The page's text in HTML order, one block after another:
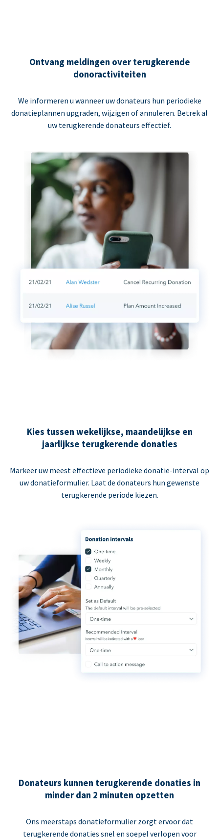
Ontvang meldingen over terugkerende
donoractiviteiten
We informeren u wanneer uw donateurs hun periodieke
donatieplannen upgraden, wijzigen of annuleren. Betrek al
uw terugkerende donateurs effectief.
Kies tussen wekelijkse, maandelijkse en
jaarlijkse terugkerende donaties
Markeer uw meest effectieve periodieke donatie-interval op
uw donatieformulier. Laat de donateurs hun gewenste
terugkerende periode kiezen.
Donateurs kunnen terugkerende donaties in
minder dan 2 minuten opzetten
Ons meerstaps donatieformulier zorgt ervoor dat
terugkerende donaties snel en soepel verlopen voor